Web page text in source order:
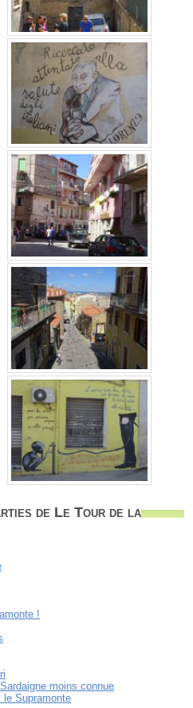
de Le Tour de la
!
moins connue
le Supramonte